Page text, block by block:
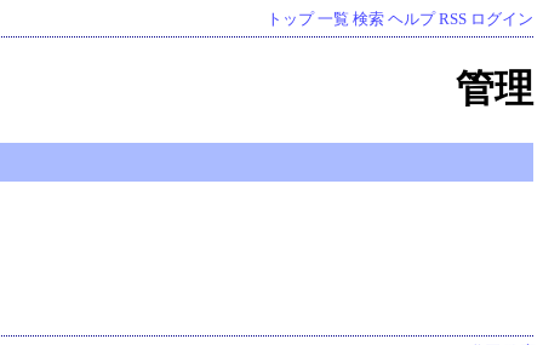
トップ 一覧 検索 ヘルプ RSS ログイン
管理